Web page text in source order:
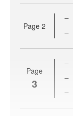
Page 2
Page
3